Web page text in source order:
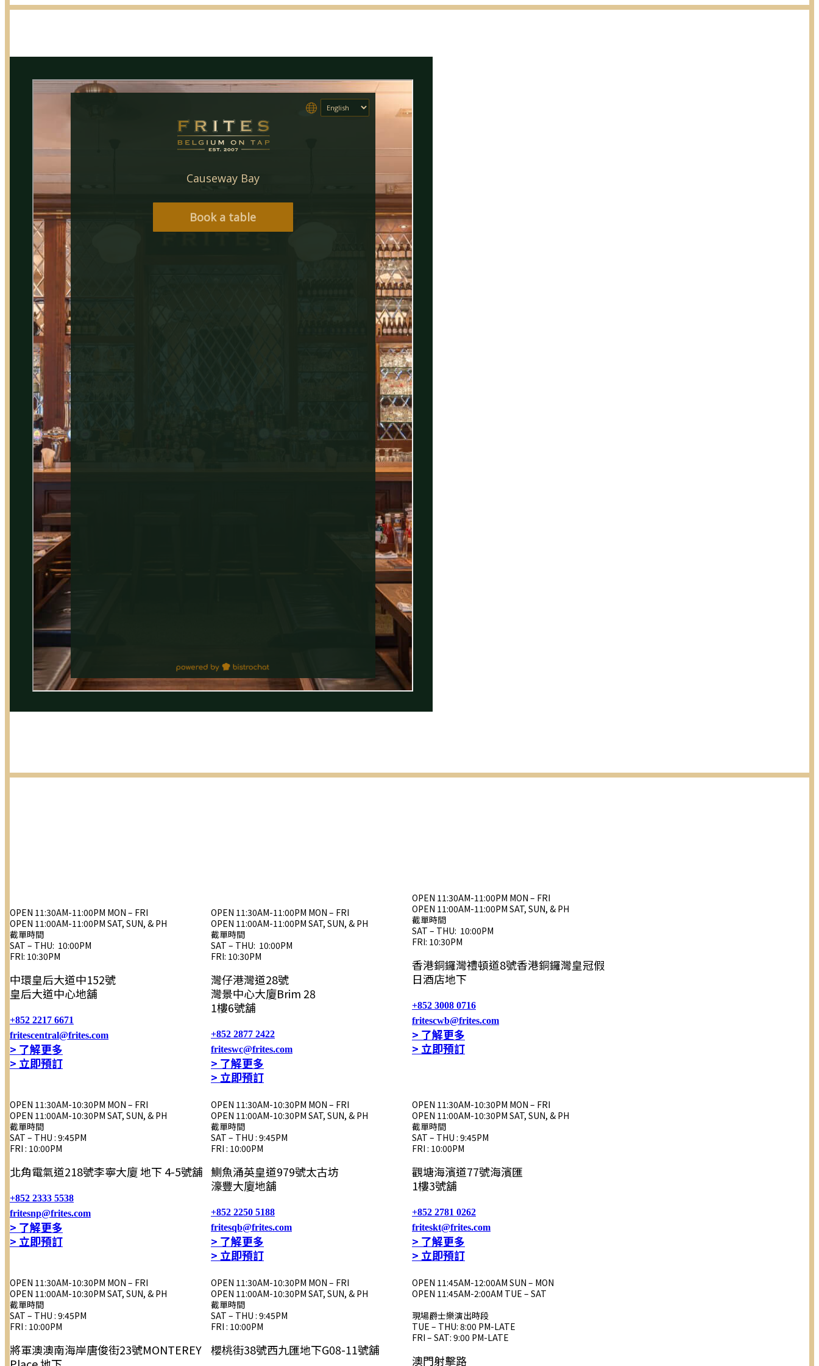
OPEN 11:30AM-11:00PM MON – FRI
OPEN 11:00AM-11:00PM SAT, SUN, & PH
截單時間
SAT – THU: 10:00PM
FRI: 10:30PM
中環皇后大道中152號
皇后大道中心地舖
+852 2217 6671
fritescentral@frites.com
> 了解更多
> 立即預訂
OPEN 11:30AM-11:00PM MON – FRI
OPEN 11:00AM-11:00PM SAT, SUN, & PH
截單時間
SAT – THU: 10:00PM
FRI: 10:30PM
灣仔港灣道28號
灣景中心大廈Brim 28
1樓6號舖
+852 2877 2422
friteswc@frites.com
> 了解更多
> 立即預訂
OPEN 11:30AM-11:00PM MON – FRI
OPEN 11:00AM-11:00PM SAT, SUN, & PH
截單時間
SAT – THU: 10:00PM
FRI: 10:30PM
香港銅鑼灣禮頓道8號香港銅鑼灣皇冠假
日酒店地下
+852 3008 0716
fritescwb@frites.com
> 了解更多
> 立即預訂
OPEN 11:30AM-10:30PM MON – FRI
OPEN 11:00AM-10:30PM SAT, SUN, & PH
截單時間
SAT – THU : 9:45PM
FRI : 10:00PM
北角電氣道218號李寧大廈 地下 4-5號舖
+852 2333 5538
fritesnp@frites.com
> 了解更多
> 立即預訂
OPEN 11:30AM-10:30PM MON – FRI
OPEN 11:00AM-10:30PM SAT, SUN, & PH
截單時間
SAT – THU : 9:45PM
FRI : 10:00PM
鰂魚涌英皇道979號太古坊
濠豐大廈地舖
+852 2250 5188
fritesqb@frites.com
> 了解更多
> 立即預訂
OPEN 11:30AM-10:30PM MON – FRI
OPEN 11:00AM-10:30PM SAT, SUN, & PH
截單時間
SAT – THU : 9:45PM
FRI : 10:00PM
觀塘海濱道77號海濱匯
1樓3號舖
+852 2781 0262
friteskt@frites.com
> 了解更多
> 立即預訂
OPEN 11:30AM-10:30PM MON – FRI
OPEN 11:00AM-10:30PM SAT, SUN, & PH
截單時間
SAT – THU : 9:45PM
FRI : 10:00PM
將軍澳澳南海岸唐俊街23號MONTEREY
OPEN 11:30AM-10:30PM MON – FRI
OPEN 11:00AM-10:30PM SAT, SUN, & PH
截單時間
SAT – THU : 9:45PM
FRI : 10:00PM
櫻桃街38號西九匯地下G08-11號舖
OPEN 11:45AM-12:00AM SUN – MON
OPEN 11:45AM-2:00AM TUE – SAT
現場爵士樂演出時段
TUE – THU: 8:00 PM-LATE
FRI – SAT: 9:00 PM-LATE
澳門射擊路